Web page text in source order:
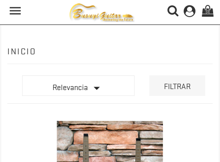
 (0)
INICIO
Relevancia  FILTRAR